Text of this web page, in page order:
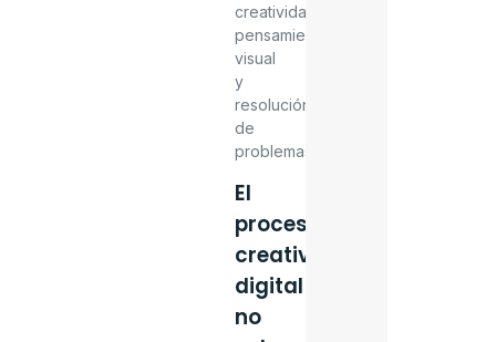
creatividad,
pensamiento
visual
y
resolución
de
problemas.
El
proceso
creativo
digital
no